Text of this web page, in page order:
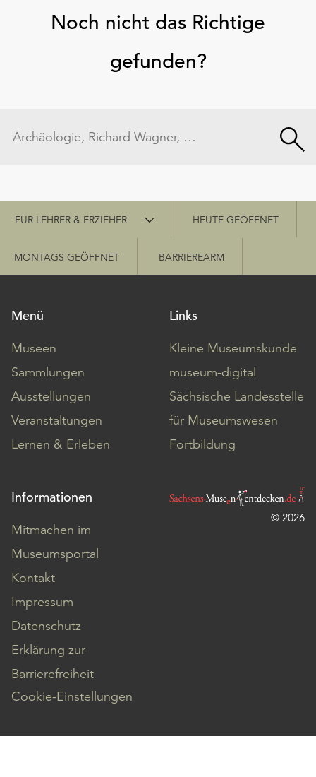
Noch nicht das Richtige
gefunden?
Schnellzugriff
FÜR LEHRER & ERZIEHER HEUTE GEÖFFNET
MONTAGS GEÖFFNET BARRIEREARM
Menü
Museen
Sammlungen
Ausstellungen
Veranstaltungen
Lernen & Erleben
Links
Kleine Museumskunde
museum-digital
Sächsische Landesstelle
für Museumswesen
Fortbildung
Informationen
Mitmachen im
Museumsportal
Kontakt
Impressum
Datenschutz
Erklärung zur
Barrierefreiheit
Cookie-Einstellungen
© 2026